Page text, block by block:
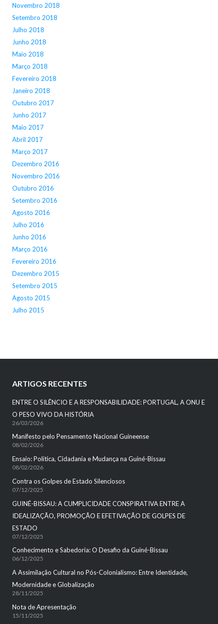
Novembro 2018
Setembro 2018
Julho 2018
Junho 2018
Maio 2018
Março 2018
Fevereiro 2018
Janeiro 2018
Outubro 2017
Junho 2017
Maio 2017
Abril 2017
Março 2017
Dezembro 2016
Novembro 2016
Outubro 2016
Setembro 2016
Agosto 2016
Julho 2016
Junho 2016
Março 2016
Fevereiro 2016
Dezembro 2015
Setembro 2015
Agosto 2015
Julho 2015
ARTIGOS RECENTES
ENTRE O SILÊNCIO E A RESPONSABILIDADE: PORTUGAL, A ONU E
O PESO VIVO DA HISTÓRIA
26/03/2026
Manifesto pelo Pensamento Nacional Guineense
08/02/2026
Ensaio: Política, Cidadania e Mudança na Guiné-Bissau
08/02/2026
Contra os Golpes de Estado Silenciosos
07/12/2025
GUINÉ-BISSAU: A CUMPLICIDADE CONSPIRATIVA ENTRE A
IDEALIZAÇÃO, PROMOÇÃO E EFETIVAÇÃO DE GOLPES DE
ESTADO
07/12/2025
Conhecimento e Sabedoria: O Desafio da Guiné-Bissau
06/12/2025
A Assimilação Cultural no Pós-Colonialismo: Entre Identidade,
Modernidade e Globalização
28/11/2025
Nota de Apresentação
15/11/2025